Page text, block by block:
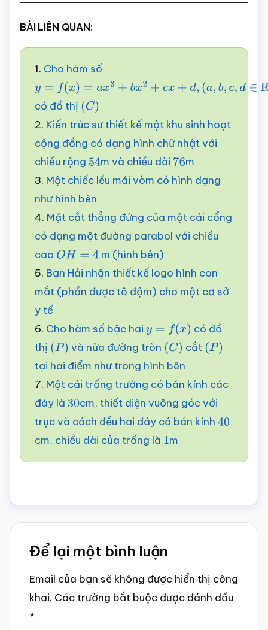
BÀI LIÊN QUAN:
1. Cho hàm số
y=f( x)=a x3 +bx2 +c x+d ,
(a, b,c ,d∈R,a
có đồ thị (C)
2. Kiến trúc sư thiết kế một khu sinh hoạt
cộng đồng có dạng hình chữ nhật với
chiều rộng 54m và chiều dài 76m
3. Một chiếc lều mái vòm có hình dạng
như hình bên
4. Mặt cắt thẳng đứng của một cái cổng
có dạng một đường parabol với chiều
cao OH= 4
m (hình bên)
5. Bạn Hải nhận thiết kế logo hình con
mắt (phần được tô đậm) cho một cơ sở
y tế
6. Cho hàm số bậc hai y =f( x)
có đồ
thị (P) và nửa đường tròn (C) cắt (P)
tại hai điểm như trong hình bên
7. Một cái trống trường có bán kính các
đáy là 30cm, thiết diện vuông góc với
trục và cách đều hai đáy có bán kính 40
cm, chiều dài của trống là 1m
Reader
Interactions
Để lại một bình luận
Email của bạn sẽ không được hiển thị công
khai. Các trường bắt buộc được đánh dấu
*